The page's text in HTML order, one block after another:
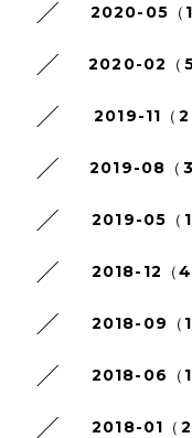
2020-05（1
2020-02（5
2019-11（2
2019-08（3
2019-05（1
2018-12（4
2018-09（1
2018-06（1
2018-01（2